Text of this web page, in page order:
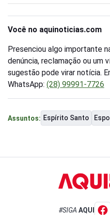
Você no aquinoticias.com
Presenciou algo importante
denúncia, reclamação ou um
sugestão pode virar notícia.
WhatsApp: (28) 99991-7726
Assuntos: Espírito Santo
#SIGA AQUI